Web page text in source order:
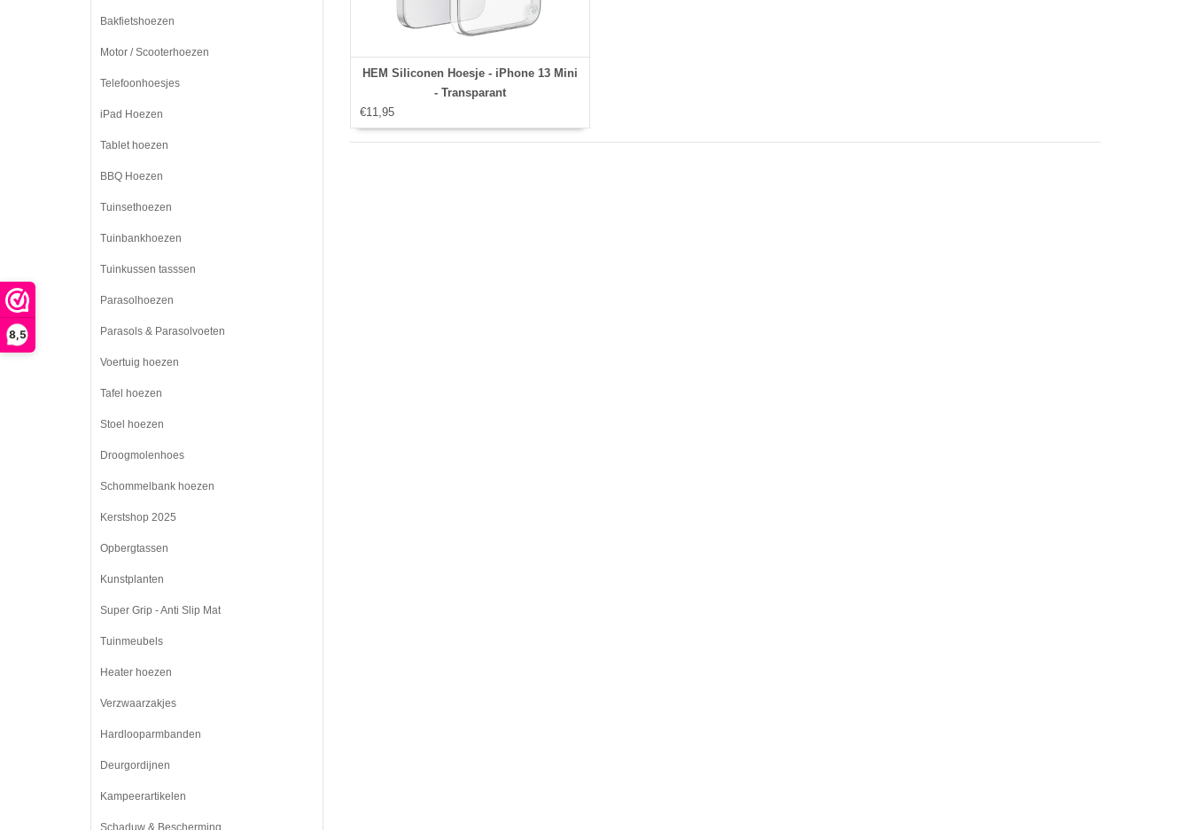
8,5
HEM Siliconen Hoesje - iPhone 13 Mini
- Transparant
€11,95
Bakfietshoezen
Motor / Scooterhoezen
Telefoonhoesjes
iPad Hoezen
Tablet hoezen
BBQ Hoezen
Tuinsethoezen
Tuinbankhoezen
Tuinkussen tasssen
Parasolhoezen
Parasols & Parasolvoeten
Voertuig hoezen
Tafel hoezen
Stoel hoezen
Droogmolenhoes
Schommelbank hoezen
Kerstshop 2025
Opbergtassen
Kunstplanten
Super Grip - Anti Slip Mat
Tuinmeubels
Heater hoezen
Verzwaarzakjes
Hardlooparmbanden
Deurgordijnen
Kampeerartikelen
Schaduw & Bescherming